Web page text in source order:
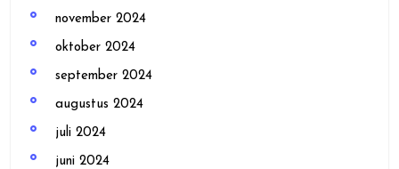
november 2024
oktober 2024
september 2024
augustus 2024
juli 2024
juni 2024